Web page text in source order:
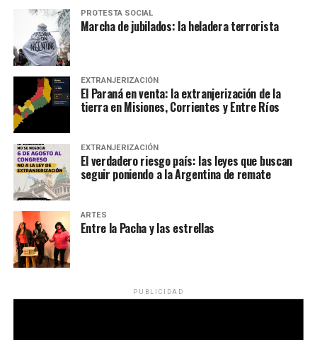
PROTESTA SOCIAL
Marcha de jubilados: la heladera terrorista
EXTRANJERIZACIÓN
El Paraná en venta: la extranjerización de la
tierra en Misiones, Corrientes y Entre Ríos
EXTRANJERIZACIÓN
El verdadero riesgo país: las leyes que buscan
seguir poniendo a la Argentina de remate
ARTES
Entre la Pacha y las estrellas
PUBLICIDAD